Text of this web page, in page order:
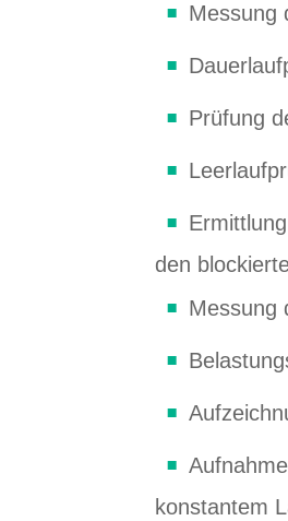
Messung
Prüfung
den
Messung
konstantem